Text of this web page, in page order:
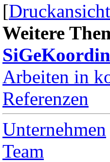
[Druckansicht
Weitere
Arbeiten in
Referenzen
Unternehmen
Team